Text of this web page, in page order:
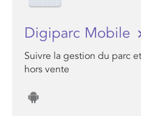
Digiparc Mobile
Suivre la gestion du parc
hors vente